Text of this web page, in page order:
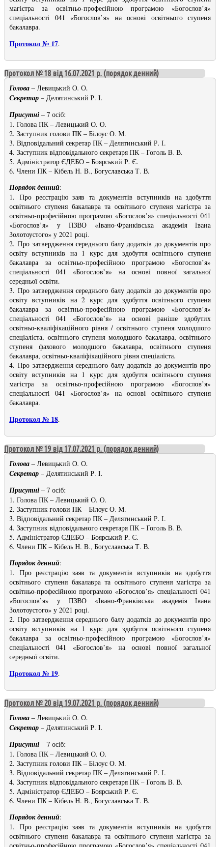
магістра за освітньо-професійною програмою «Богослов’я»
спеціальності 041 «Богослов’я» на основі освітнього ступеня
бакалавра.
Протокол № 17.
Протокол № 18 від 16.07.2021 р. (порядок денний)
Голова – Левицький О. О.
Секретар – Делятинський Р. І.
Присутні – 7 осіб:
1. Голова ПК – Левицький О. О.
2. Заступник голови ПК – Білоус О. М.
3. Відповідальний секретар ПК – Делятинський Р. І.
4. Заступник відповідального секретаря ПК – Гоголь В. В.
5. Адміністратор ЄДЕБО – Боярський Р. Є.
6. Члени ПК – Кібель Н. В., Богуславська Т. В.
Порядок денний:
1. Про реєстрацію заяв та документів вступників на здобуття
освітнього ступеня бакалавра та освітнього ступеня магістра за
освітньо-професійною програмою «Богослов’я» спеціальності 041
«Богослов’я» у ПЗВО «Івано-Франківська академія Івана
Золотоустого» у 2021 році.
2. Про затвердження середнього балу додатків до документів про
освіту вступників на 1 курс для здобуття освітнього ступеня
бакалавра за освітньо-професійною програмою «Богослов’я»
спеціальності 041 «Богослов’я» на основі повної загальної
середньої освіти.
3. Про затвердження середнього балу додатків до документів про
освіту вступників на 2 курс для здобуття освітнього ступеня
бакалавра за освітньо-професійною програмою «Богослов’я»
спеціальності 041 «Богослов’я» на основі раніше здобутих
освітньо-кваліфікаційного рівня / освітнього ступеня молодшого
спеціаліста, освітнього ступеня молодшого бакалавра, освітнього
ступеня фахового молодшого бакалавра, освітнього ступеня
бакалавра, освітньо-кваліфікаційного рівня спеціаліста.
4. Про затвердження середнього балу додатків до документів про
освіту вступників на 1 курс для здобуття освітнього ступеня
магістра за освітньо-професійною програмою «Богослов’я»
спеціальності 041 «Богослов’я» на основі освітнього ступеня
бакалавра.
Протокол № 18.
Протокол № 19 від 17.07.2021 р. (порядок денний)
Голова – Левицький О. О.
Секретар – Делятинський Р. І.
Присутні – 7 осіб:
1. Голова ПК – Левицький О. О.
2. Заступник голови ПК – Білоус О. М.
3. Відповідальний секретар ПК – Делятинський Р. І.
4. Заступник відповідального секретаря ПК – Гоголь В. В.
5. Адміністратор ЄДЕБО – Боярський Р. Є.
6. Члени ПК – Кібель Н. В., Богуславська Т. В.
Порядок денний:
1. Про реєстрацію заяв та документів вступників на здобуття
освітнього ступеня бакалавра та освітнього ступеня магістра за
освітньо-професійною програмою «Богослов’я» спеціальності 041
«Богослов’я» у ПЗВО «Івано-Франківська академія Івана
Золотоустого» у 2021 році.
2. Про затвердження середнього балу додатків до документів про
освіту вступників на 1 курс для здобуття освітнього ступеня
бакалавра за освітньо-професійною програмою «Богослов’я»
спеціальності 041 «Богослов’я» на основі повної загальної
середньої освіти.
Протокол № 19.
Протокол № 20 від 19.07.2021 р. (порядок денний)
Голова – Левицький О. О.
Секретар – Делятинський Р. І.
Присутні – 7 осіб:
1. Голова ПК – Левицький О. О.
2. Заступник голови ПК – Білоус О. М.
3. Відповідальний секретар ПК – Делятинський Р. І.
4. Заступник відповідального секретаря ПК – Гоголь В. В.
5. Адміністратор ЄДЕБО – Боярський Р. Є.
6. Члени ПК – Кібель Н. В., Богуславська Т. В.
Порядок денний:
1. Про реєстрацію заяв та документів вступників на здобуття
освітнього ступеня бакалавра та освітнього ступеня магістра за
освітньо-професійною програмою «Богослов’я» спеціальності 041